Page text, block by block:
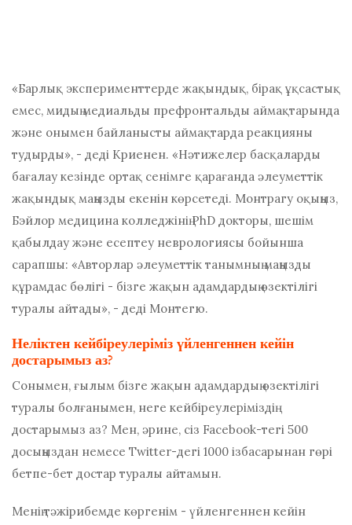
«Барлық эксперименттерде жақындық, бірақ ұқсастық
емес, мидың медиальды префронтальды аймақтарында
және онымен байланысты аймақтарда реакцияны
тудырды», - деді Криенен. «Нәтижелер басқаларды
бағалау кезінде ортақ сенімге қарағанда әлеуметтік
жақындық маңызды екенін көрсетеді. Монтрагу оқыңыз,
Бэйлор медицина колледжінің PhD докторы, шешім
қабылдау және есептеу неврологиясы бойынша
сарапшы: «Авторлар әлеуметтік танымның маңызды
құрамдас бөлігі - бізге жақын адамдардың өзектілігі
туралы айтады», - деді Монтегю.
Неліктен кейбіреулеріміз үйленгеннен кейін
достарымыз аз?
Сонымен, ғылым бізге жақын адамдардың өзектілігі
туралы болғанымен, неге кейбіреулеріміздің
достарымыз аз? Мен, әрине, сіз Facebook-тегі 500
досыңыздан немесе Twitter-дегі 1000 ізбасарынан гөрі
бетпе-бет достар туралы айтамын.
Менің тәжірибемде көргенім - үйленгеннен кейін